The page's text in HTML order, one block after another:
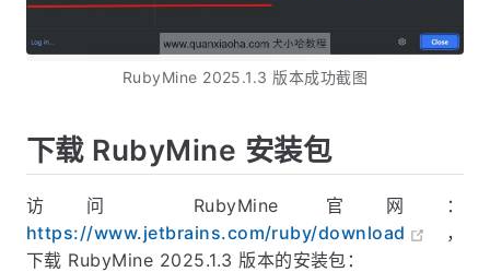
RubyMine 2025.1.3 版本成功截图
下载 RubyMine 安装包
访问 RubyMine 官网：
https://www.jetbrains.com/ruby/download
，
下载 RubyMine 2025.1.3 版本的安装包：